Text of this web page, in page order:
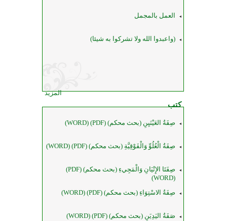
العمل بالمجمل
(واعبدوا الله ولا تشركوا به شيئا)
المزيد
كتب
صِفَةُ العَيْنَيِنِ (بحث محكم) (PDF) (WORD)
صِفَةُ الْعُلُوِّ وَالْفَوْقِيَّةِ (بحث محكم) (PDF) (WORD)
صِفَتَا الإِتْيَانِ وَالْمَجِيءِ (بحث محكم) (PDF)
(WORD)
صِفَةُ الاسْتِوَاءِ (بحث محكم) (PDF) (WORD)
صَفَةُ اليَدِيَنِ (بحث محكم) (PDF) (WORD)